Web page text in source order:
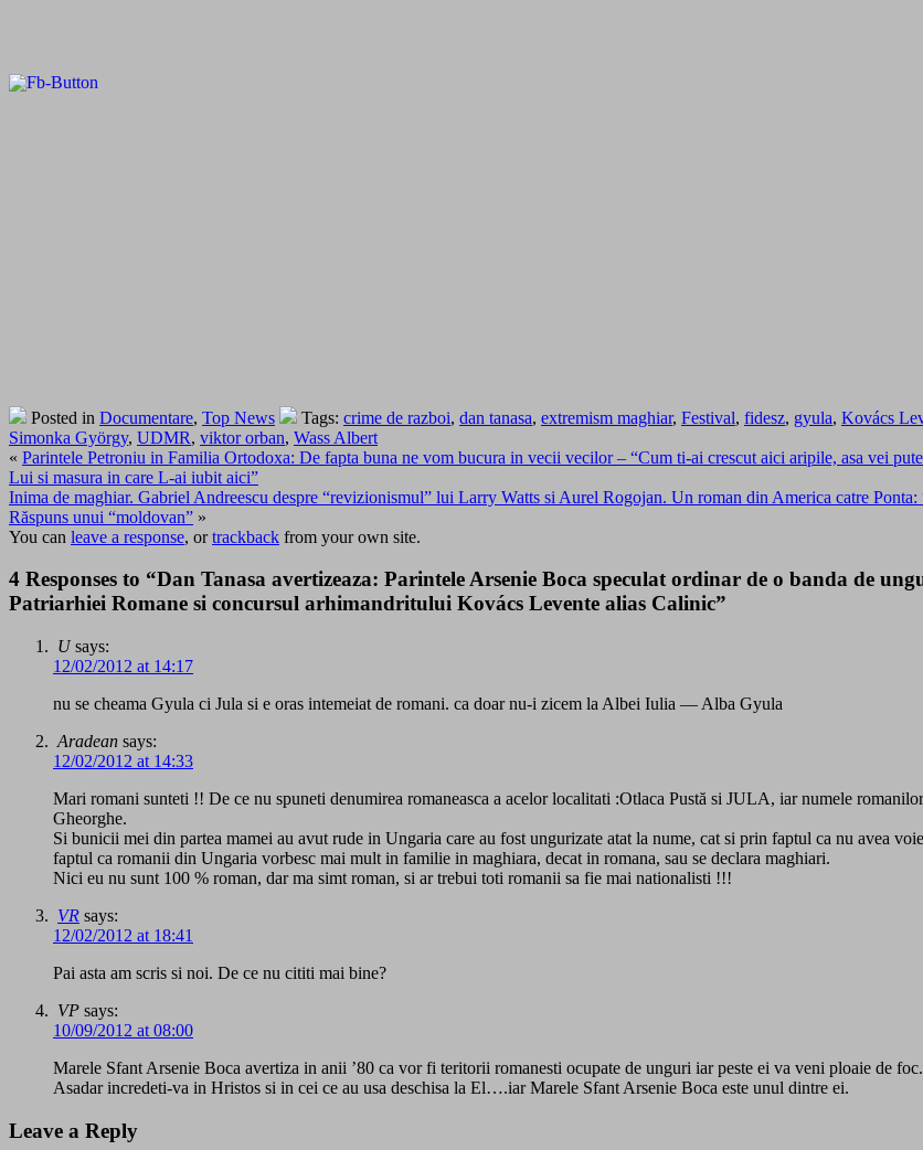
Posted in Documentare, Top News Tags: crime de razboi, dan tanasa, extremism maghiar, Festival, fidesz, gyula, Kovács
Simonka György, UDMR, viktor orban, Wass Albert
« Parintele Petroniu in Familia Ortodoxa: De fapta buna ne vom bucura in vecii vecilor – “Cum ti-ai crescut aici aripile, asa vei
Lui si masura in care L-ai iubit aici”
Inima de maghiar. Gabriel Andreescu despre “revizionismul” lui Larry Watts si Aurel Rogojan. Un roman din America catre
Răspuns unui “moldovan” »
You can leave a response, ortrackback from your own site.
4 Responses to “Dan Tanasa avertizeaza: Parintele Arsenie Boca speculat ordinar de o banda de
Patriarhiei Romane si concursul arhimandritului Kovács Levente alias Calinic”
U says:
12/02/2012 at 14:17
nu se cheama Gyula ci Jula si e oras intemeiat de romani. ca doar nu-i zicem la Albei Iulia — Alba Gyula
Aradean says:
12/02/2012 at 14:33
Mari romani sunteti !! De ce nu spuneti denumirea romaneasca a acelor localitati :Otlaca Pustă si JULA, iar numele
Gheorghe.
Si bunicii mei din partea mamei au avut rude in Ungaria care au fost ungurizate atat la nume, cat si prin faptul ca nu avea
faptul ca romanii din Ungaria vorbesc mai mult in familie in maghiara, decat in romana, sau se declara maghiari.
Nici eu nu sunt 100 % roman, dar ma simt roman, si ar trebui toti romanii sa fie mai nationalisti !!!
VR says:
12/02/2012 at 18:41
Pai asta am scris si noi. De ce nu cititi mai bine?
VP says:
10/09/2012 at 08:00
Marele Sfant Arsenie Boca avertiza in anii ’80 ca vor fi teritorii romanesti ocupate de unguri iar peste ei va veni ploaie de foc.
Asadar incredeti-va in Hristos si in cei ce au usa deschisa la El….iar Marele Sfant Arsenie Boca este unul dintre ei.
Leave a Reply